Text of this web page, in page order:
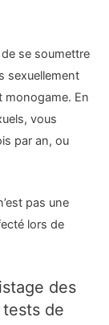
se soumettre
sexuellement
monogame. En
vous
par an, ou
pas une
lors de
des
tests de